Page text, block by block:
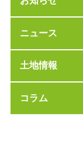
ニュース
土地情報
コラム